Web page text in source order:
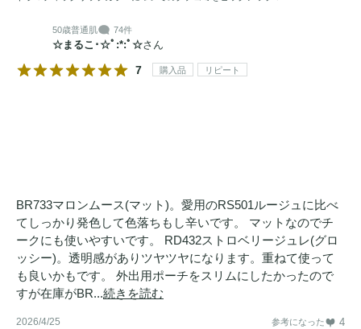
50歳普通肌 74件
☆まるこ･☆ﾟ:*:ﾟ☆さん
7 購入品 リピート
BR733マロンムース(マット)。愛用のRS501ルージュに比べ
てしっかり発色して色落ちもし辛いです。 マットなのでチ
ークにも使いやすいです。 RD432ストロベリージュレ(グロ
ッシー)。透明感がありツヤツヤになります。重ねて使って
も良いかもです。 外出用ポーチをスリムにしたかったので
すが在庫がBR...続きを読む
2026/4/25 参考になった 4